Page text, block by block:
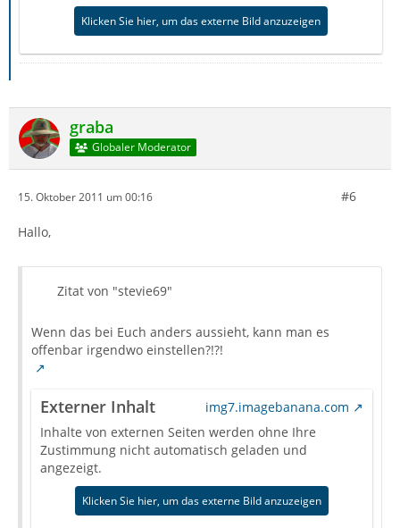
Klicken Sie hier, um das externe Bild anzuzeigen
graba
Globaler Moderator
15. Oktober 2011 um 00:16 #6
Hallo,
Zitat von "stevie69"
Wenn das bei Euch anders aussieht, kann man es
offenbar irgendwo einstellen?!?!
Externer Inhalt
img7.imagebanana.com
Inhalte von externen Seiten werden ohne Ihre
Zustimmung nicht automatisch geladen und
angezeigt.
Klicken Sie hier, um das externe Bild anzuzeigen